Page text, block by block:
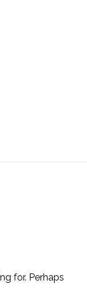
for. Perhaps